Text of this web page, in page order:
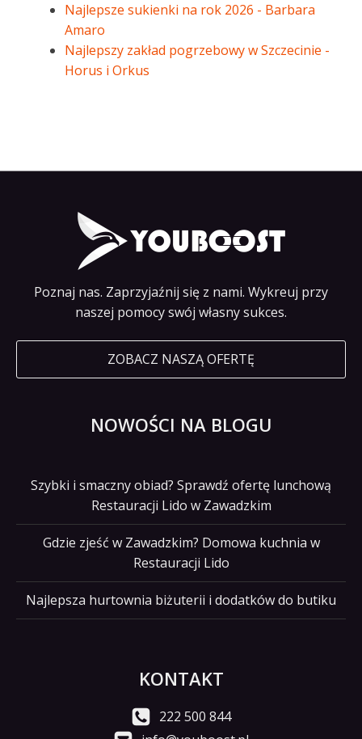
Najlepsze sukienki na rok 2026 - Barbara
Amaro
Najlepszy zakład pogrzebowy w Szczecinie -
Horus i Orkus
Poznaj nas. Zaprzyjaźnij się z nami. Wykreuj przy
naszej pomocy swój własny sukces.
ZOBACZ NASZĄ OFERTĘ
NOWOŚCI NA BLOGU
Szybki i smaczny obiad? Sprawdź ofertę lunchową
Restauracji Lido w Zawadzkim
Gdzie zjeść w Zawadzkim? Domowa kuchnia w
Restauracji Lido
Najlepsza hurtownia biżuterii i dodatków do butiku
KONTAKT
222 500 844